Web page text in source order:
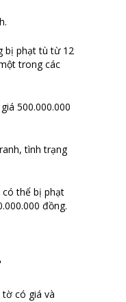
bị phạt tù từ 12
trong các
500.000.000
tình trạng
thể bị phạt
đồng.
có giá và